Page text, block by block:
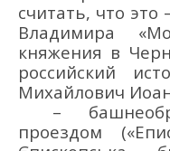
считать, что это
Владимира «
княжения в
российский
Михайлович
–
проездом
(«